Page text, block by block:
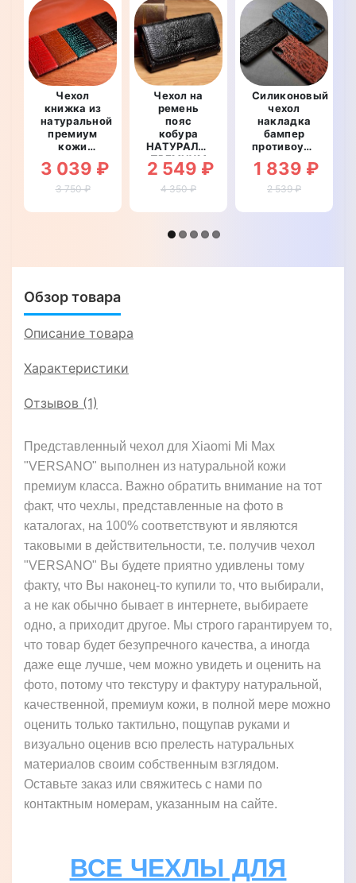
Чехол
книжка из
натуральной
премиум
кожи
противоударный
магнитный
для Xiaomi
"CROCODILE"
3 039 ₽
3 750 ₽
Чехол на
ремень
пояс
кобура
НАТУРАЛЬНАЯ
ПРЕМИУМ
КОЖА для
телефона
2 549 ₽
4 350 ₽
Силиконовый
чехол
накладка
бампер
противоударный
со
вставкой
из
кожи для
1 839 ₽
2 539 ₽
Обзор товара
Описание товара
Характеристики
Отзывов (1)
Представленный чехол для Xiaomi Mi Max
"VERSANO" выполнен из натуральной кожи
премиум класса. Важно обратить внимание на тот
факт, что чехлы, представленные на фото в
каталогах, на 100% соответствуют и являются
таковыми в действительности, т.е. получив чехол
"VERSANO" Вы будете приятно удивлены тому
факту, что Вы наконец-то купили то, что выбирали,
а не как обычно бывает в интернете, выбираете
одно, а приходит другое. Мы строго гарантируем то,
что товар будет безупречного качества, а иногда
даже еще лучше, чем можно увидеть и оценить на
фото, потому что текстуру и фактуру натуральной,
качественной, премиум кожи, в полной мере можно
оценить только тактильно, пощупав руками и
визуально оценив всю прелесть натуральных
материалов своим собственным взглядом.
Оставьте заказ или свяжитесь с нами по
контактным номерам, указанным на сайте.
ВСЕ ЧЕХЛЫ ДЛЯ